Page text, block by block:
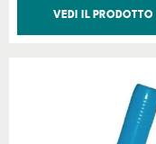
VEDI IL PRODOTTO